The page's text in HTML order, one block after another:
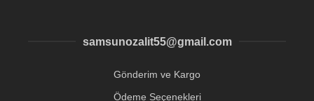
samsunozalit55@gmail.com
Gönderim ve Kargo
Ödeme Seçenekleri